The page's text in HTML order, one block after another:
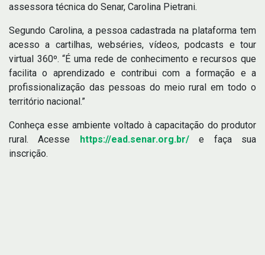
assessora técnica do Senar, Carolina Pietrani.
Segundo Carolina, a pessoa cadastrada na plataforma tem
acesso a cartilhas, webséries, vídeos, podcasts e tour
virtual 360º. “É uma rede de conhecimento e recursos que
facilita o aprendizado e contribui com a formação e a
profissionalização das pessoas do meio rural em todo o
território nacional.”
Conheça esse ambiente voltado à capacitação do produtor
rural. Acesse https://ead.senar.org.br/e faça sua
inscrição.